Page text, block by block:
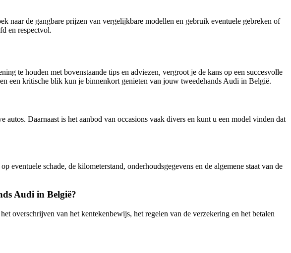
naar de gangbare prijzen van vergelijkbare modellen en gebruik eventuele gebreken of
en respectvol.
te houden met bovenstaande tips en adviezen, vergroot je de kans op een succesvolle
een kritische blik kun je binnenkort genieten van jouw tweedehands Audi in België.
Daarnaast is het aanbod van occasions vaak divers en kunt u een model vinden dat
schade, de kilometerstand, onderhoudsgegevens en de algemene staat van de
Audi in België?
overschrijven van het kentekenbewijs, het regelen van de verzekering en het betalen